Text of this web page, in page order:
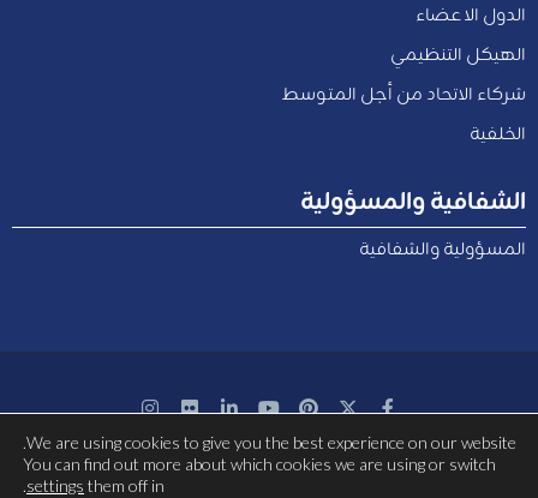
الدول الاعضاء
الهيكل التنظيمي
شركاء الاتحاد من أجل المتوسط
الخلفية
الشفافية والمسؤولية
المسؤولية والشفافية
بتمويل مشترك من الاتحاد الأوروبي
We are using cookies to give you the best experience on our website.
You can find out more about which cookies we are using or switch
them off in
settings
.